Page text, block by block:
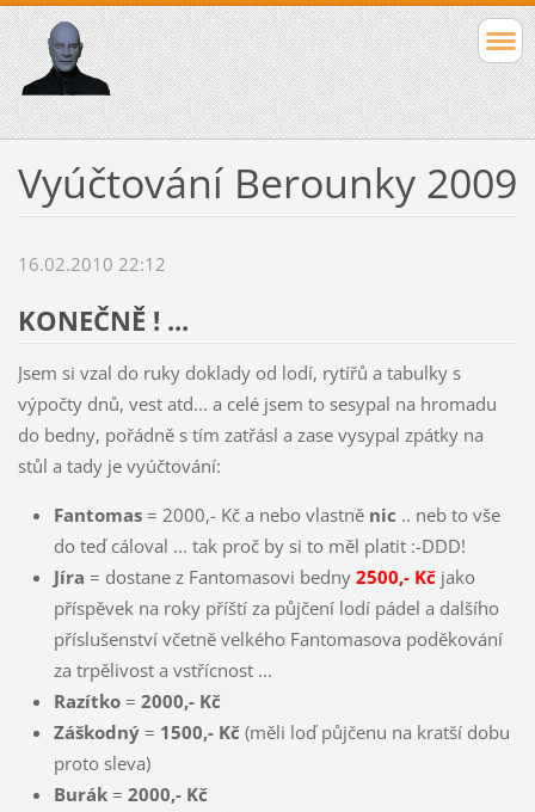
Vyúčtování Berounky 2009
16.02.2010 22:12
KONEČNĚ ! ...
Jsem si vzal do ruky doklady od lodí, rytířů a tabulky s
výpočty dnů, vest atd... a celé jsem to sesypal na hromadu
do bedny, pořádně s tím zatřásl a zase vysypal zpátky na
stůl a tady je vyúčtování:
Fantomas= 2000,- Kč a nebo vlastně nic .. neb to vše
do teď cáloval ... tak proč by si to měl platit :-DDD!
Jíra = dostane z Fantomasovi bedny 2500,- Kčjako
příspěvek na roky příští za půjčení lodí pádel a dalšího
příslušenství včetně velkého Fantomasova poděkování
za trpělivost a vstřícnost ...
Razítko= 2000,- Kč
Záškodný= 1500,- Kč(měli loď půjčenu na kratší dobu
proto sleva)
Burák = 2000,- Kč